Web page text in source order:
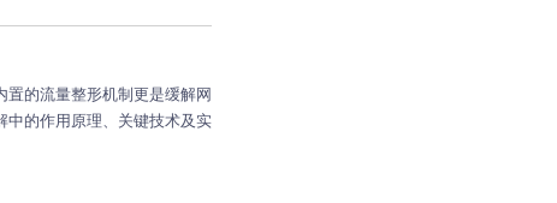
置的流量整形机制更是缓解网
中的作用原理、关键技术及实